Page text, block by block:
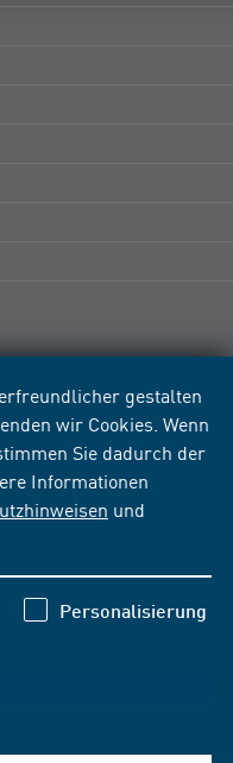
gestalten
wir Cookies. Wenn
Sie dadurch der
Informationen
und
Personalisierung